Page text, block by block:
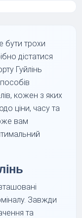
бути трохи
дістатися
Гуйлінь
кожен з яких
ціни, часу та
вам
Завжди
та